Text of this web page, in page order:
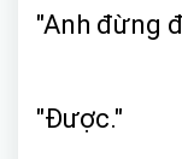
"Anh đừng
"Được."